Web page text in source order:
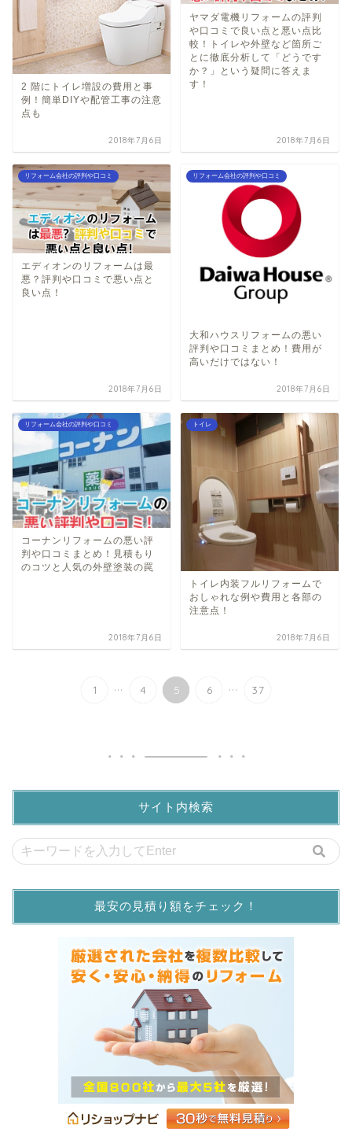
2 階にトイレ増設の費用と事
例！簡単DIYや配管工事の注意
点も
2018年7月6日
ヤマダ電機リフォームの評判
や口コミで良い点と悪い点比
較！トイレや外壁など箇所ご
とに徹底分析して「どうです
か？」という疑問に答えま
す！
2018年7月6日
リフォーム会社の評判や口コミ
エディオンのリフォームは最
悪？評判や口コミで悪い点と
良い点！
2018年7月6日
リフォーム会社の評判や口コミ
大和ハウスリフォームの悪い
評判や口コミまとめ！費用が
高いだけではない！
2018年7月6日
リフォーム会社の評判や口コミ
コーナンリフォームの悪い評
判や口コミまとめ！見積もり
のコツと人気の外壁塗装の罠
2018年7月6日
トイレ
トイレ内装フルリフォームで
おしゃれな例や費用と各部の
注意点！
2018年7月6日
1 ... 4 5 6 ... 37
サイト内検索
最安の見積り額をチェック！